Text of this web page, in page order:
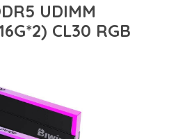
UDIMM
CL30 RGB